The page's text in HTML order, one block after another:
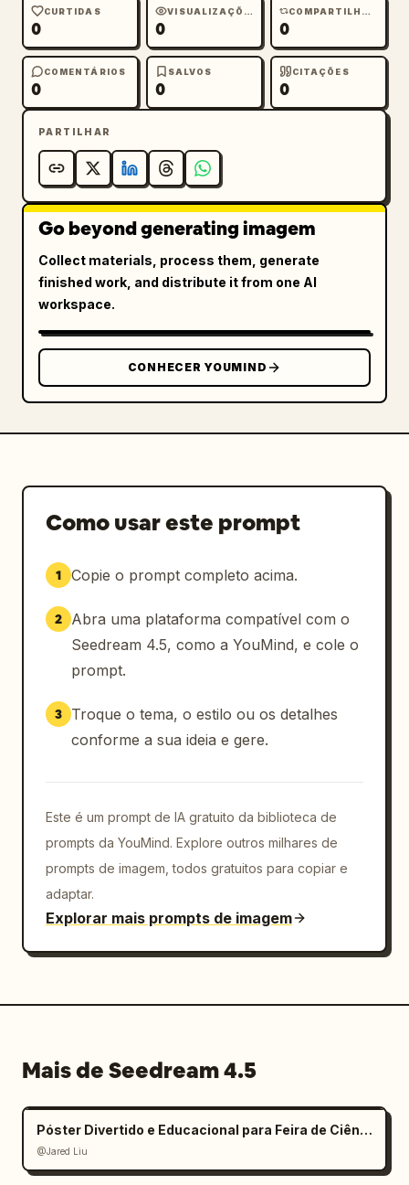
CURTIDAS
0
VISUALIZAÇÕES
0
COMPARTILHAMENTOS
0
COMENTÁRIOS
0
SALVOS
0
CITAÇÕES
0
PARTILHAR
Go beyond generating imagem
Collect materials, process them, generate
finished work, and distribute it from one AI
workspace.
CONHECER YOUMIND
Como usar este prompt
1 Copie o prompt completo acima.
2
Abra uma plataforma compatível com o
Seedream 4.5, como a YouMind, e cole o
prompt.
3
Troque o tema, o estilo ou os detalhes
conforme a sua ideia e gere.
Este é um prompt de IA gratuito da biblioteca de
prompts da YouMind. Explore outros milhares de
prompts de imagem, todos gratuitos para copiar e
adaptar.
Explorar mais prompts de imagem
Mais de Seedream 4.5
Póster Divertido e Educacional para Feira de Ciências Infantil
@Jared Liu